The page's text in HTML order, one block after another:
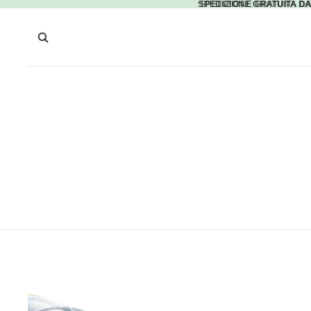
SPEDIZIONE GRATUITA
SPEDIZIONE GRATUITA